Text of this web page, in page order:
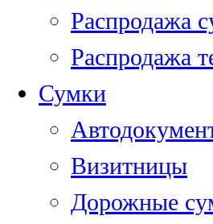
Распродажа
Распродажа
Сумки
Визитницы
Дорожные